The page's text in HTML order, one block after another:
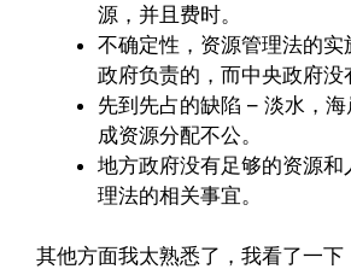
源，并且费时。
不确定性，资源管理法的实
政府负责的，而中央政府没
先到先占的缺陷 – 淡水，
成资源分配不公。
地方政府没有足够的资源和
理法的相关事宜。
其他方面我太熟悉了，我看了一下